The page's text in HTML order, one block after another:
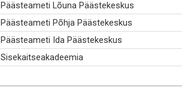
Päästeameti Lõuna Päästekeskus
Päästeameti Põhja Päästekeskus
Päästeameti Ida Päästekeskus
Sisekaitseakadeemia